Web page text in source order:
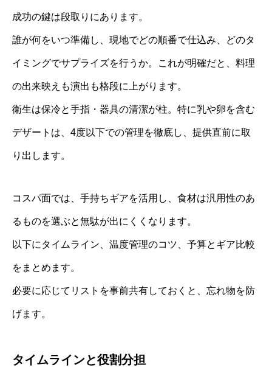
成功の鍵は段取りにあります。
誰が何をいつ準備し、現地でどの順番で仕込み、どのタ
イミングでサプライズを行うか。これが明確だと、料理
の出来映えも演出も格段に上がります。
衛生は保冷と手指・器具の清潔が柱。特に乳や卵を含む
デザートは、4度以下での管理を徹底し、提供直前に取
り出します。
コスパ面では、手持ちギアを活用し、食材は汎用性のあ
るものを選ぶと無駄が出にくくなります。
以下にタイムライン、温度管理のコツ、予算とギア比較
をまとめます。
必要に応じてリストを事前共有しておくと、忘れ物を防
げます。
タイムラインと役割分担